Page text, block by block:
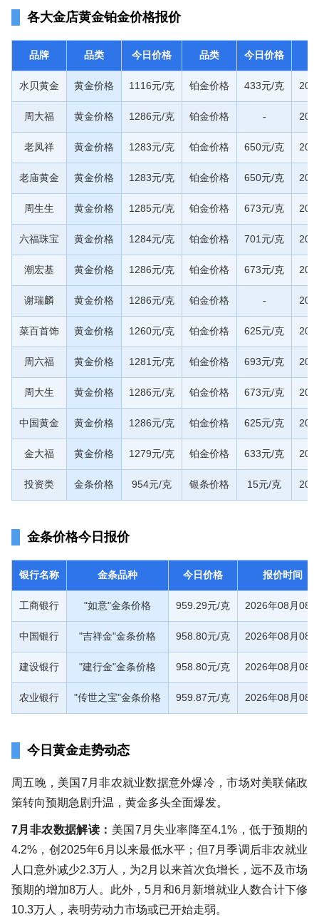
各大金店黄金铂金价格报价
品牌 品类 今日价格 品类 今日价格
水贝黄金 黄金价格 1116元/克 铂金价格 433元/克
周大福 黄金价格 1286元/克 铂金价格 -
老凤祥 黄金价格 1283元/克 铂金价格 650元/克
老庙黄金 黄金价格 1283元/克 铂金价格 650元/克
周生生 黄金价格 1285元/克 铂金价格 673元/克
六福珠宝 黄金价格 1284元/克 铂金价格 701元/克
潮宏基 黄金价格 1286元/克 铂金价格 673元/克
谢瑞麟 黄金价格 1286元/克 铂金价格 -
菜百首饰 黄金价格 1260元/克 铂金价格 625元/克
周六福 黄金价格 1281元/克 铂金价格 693元/克
周大生 黄金价格 1286元/克 铂金价格 673元/克
中国黄金 黄金价格 1286元/克 铂金价格 625元/克
金大福 黄金价格 1279元/克 铂金价格 633元/克
投资类 金条价格 954元/克 银条价格 15元/克
金条价格今日报价
银行名称 金条品种 今日价格 报价时间
工商银行 "如意"金条价格 959.29元/克 2026年08月08
中国银行 "吉祥金"金条价格 958.80元/克 2026年08月08
建设银行 "建行金"金条价格 958.80元/克 2026年08月08
农业银行 "传世之宝"金条价格 959.87元/克 2026年08月08
今日黄金走势动态
周五晚，美国7月非农就业数据意外爆冷，市场对美联储政
策转向预期急剧升温，黄金多头全面爆发。
7月非农数据解读： 美国7月失业率降至4.1%，低于预期的
4.2%，创2025年6月以来最低水平；但7月季调后非农就业
人口意外减少2.3万人，为2月以来首次负增长，远不及市场
预期的增加8万人。此外，5月和6月新增就业人数合计下修
10.3万人，表明劳动力市场或已开始走弱。